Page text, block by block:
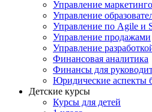
Управление
Управление
Управление по Agile и
Управление продажами
Управление
Финансовая аналитика
Финансы для
Юридические аспекты
Детские курсы
Курсы для детей